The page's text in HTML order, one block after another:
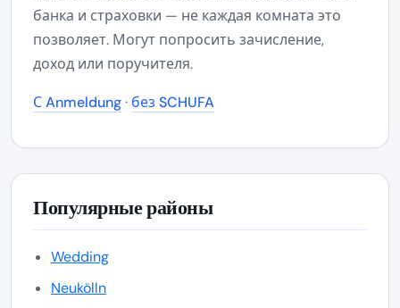
банка и страховки — не каждая комната это
позволяет. Могут попросить зачисление,
доход или поручителя.
С Anmeldung· без SCHUFA
Популярные районы
Wedding
Neukölln